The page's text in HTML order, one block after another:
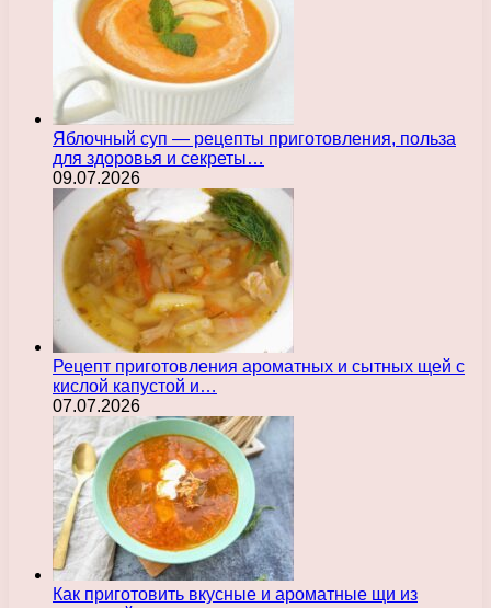
Яблочный суп — рецепты приготовления, польза
для здоровья и секреты…
09.07.2026
Рецепт приготовления ароматных и сытных щей с
кислой капустой и…
07.07.2026
Как приготовить вкусные и ароматные щи из